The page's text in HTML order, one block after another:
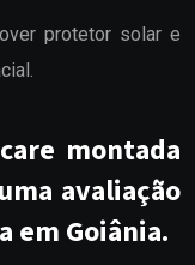
protetor solar e
montada
avaliação
em Goiânia.